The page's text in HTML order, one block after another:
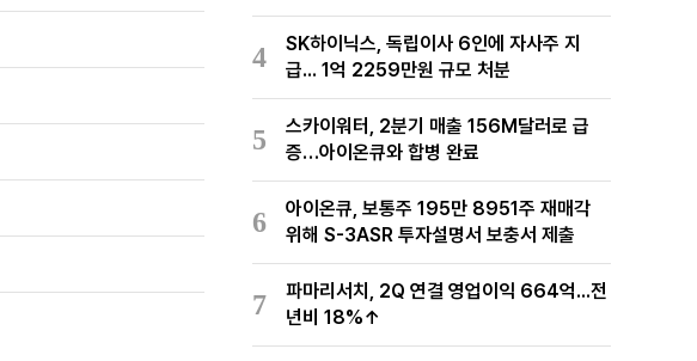
4
SK하이닉스, 독립이사 6인에 자사주 지
급... 1억 2259만원 규모 처분
5
스카이워터, 2분기 매출 156M달러로 급
증…아이온큐와 합병 완료
6
아이온큐, 보통주 195만 8951주 재매각
위해 S-3ASR 투자설명서 보충서 제출
7
파마리서치, 2Q 연결 영업이익 664억...전
년비 18%↑